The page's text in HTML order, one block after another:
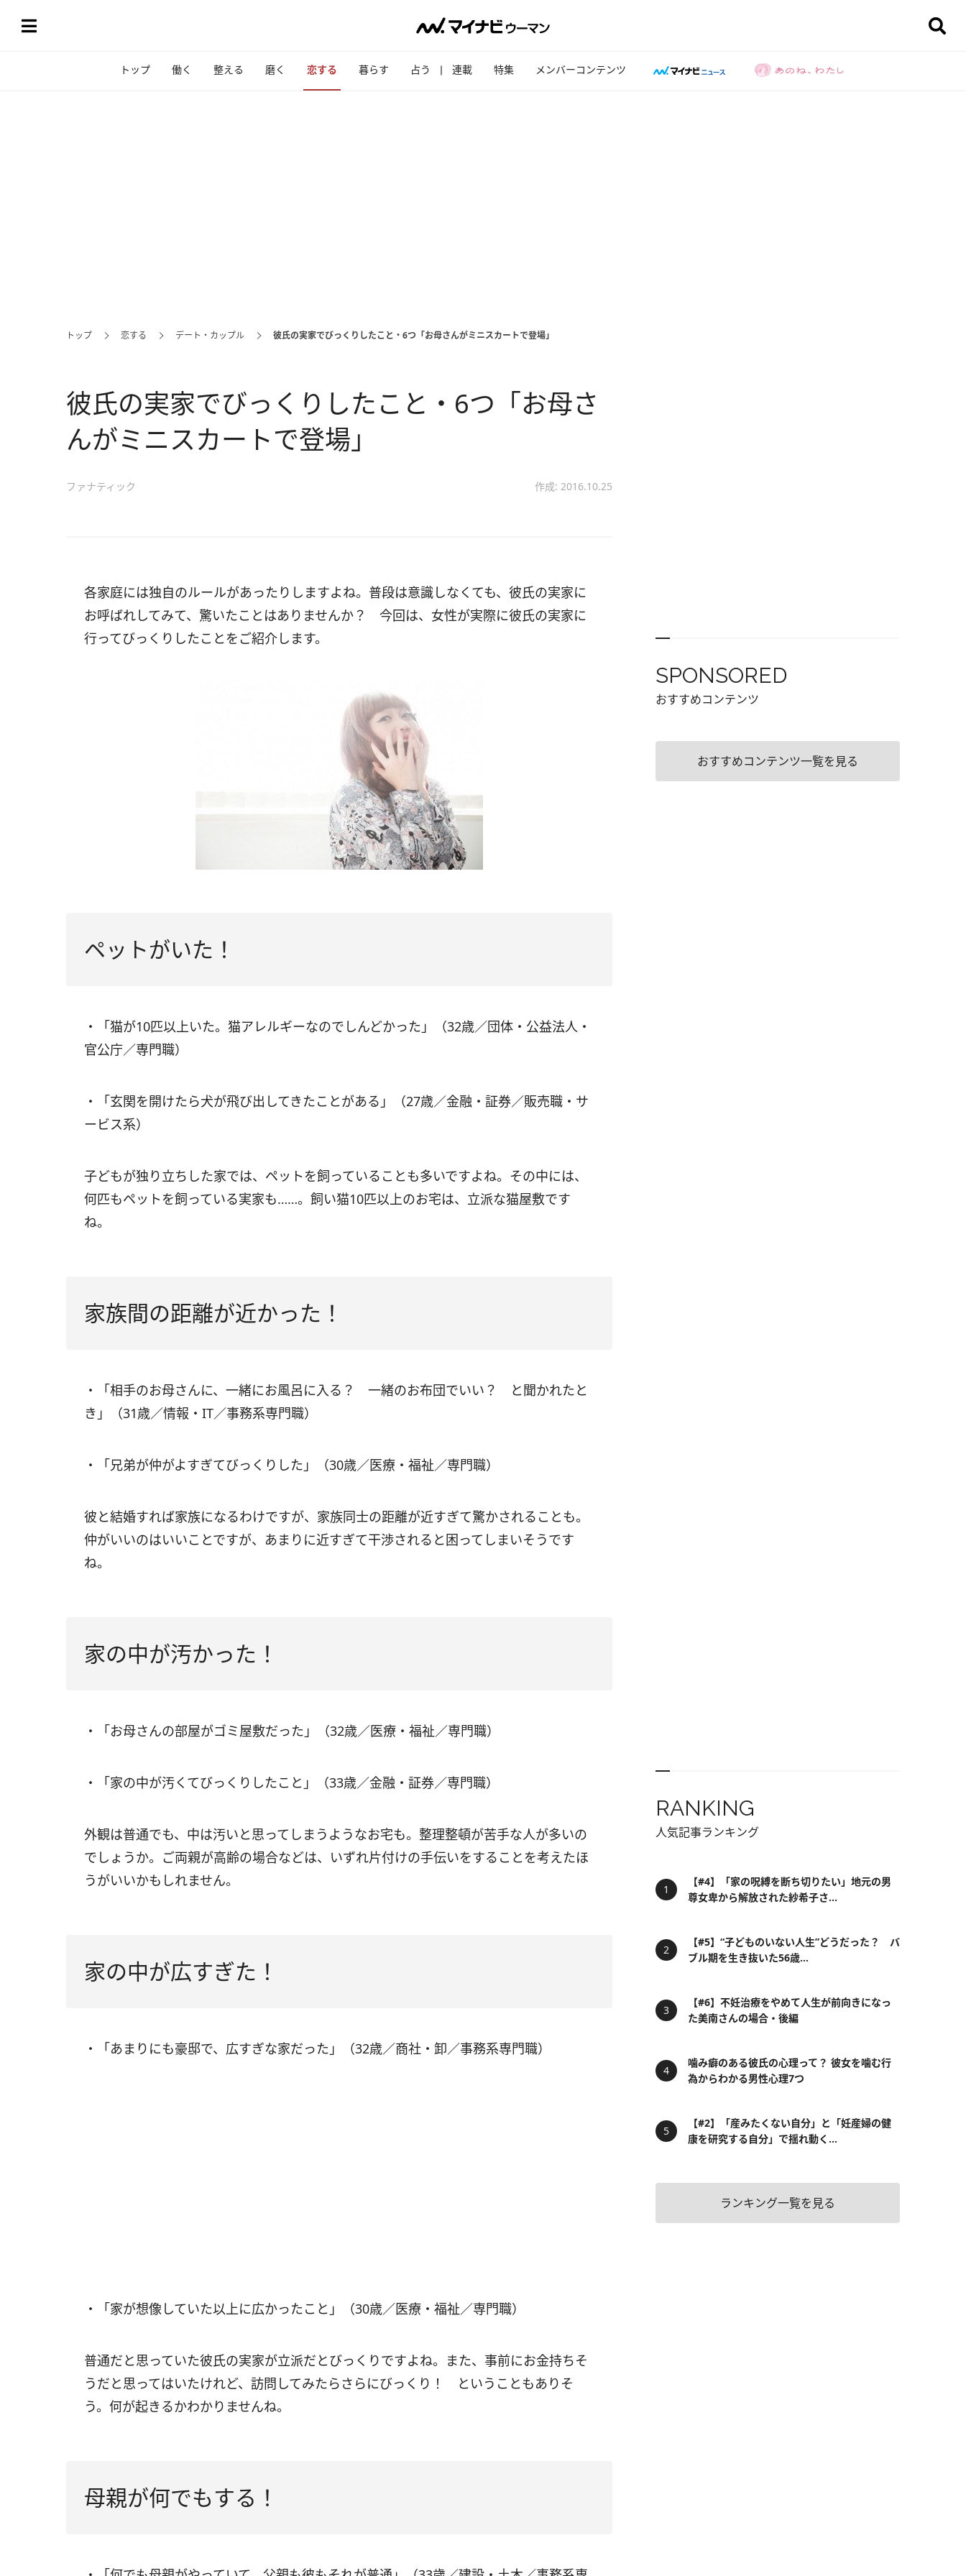
トップ 働く 整える 磨く 恋する 暮らす 占う 連載 特集 メンバーコンテンツ
トップ 恋する デート・カップル 彼氏の実家でびっくりしたこと・6つ「お母さんがミニスカートで登場」
彼氏の実家でびっくりしたこと・6つ「お母さ
んがミニスカートで登場」
ファナティック 作成: 2016.10.25
各家庭には独自のルールがあったりしますよね。普段は意識しなくても、彼氏の実家に
お呼ばれしてみて、驚いたことはありませんか？ 今回は、女性が実際に彼氏の実家に
行ってびっくりしたことをご紹介します。
ペットがいた！
・「猫が10匹以上いた。猫アレルギーなのでしんどかった」（32歳／団体・公益法人・
官公庁／専門職）
・「玄関を開けたら犬が飛び出してきたことがある」（27歳／金融・証券／販売職・サ
ービス系）
子どもが独り立ちした家では、ペットを飼っていることも多いですよね。その中には、
何匹もペットを飼っている実家も……。飼い猫10匹以上のお宅は、立派な猫屋敷です
ね。
家族間の距離が近かった！
・「相手のお母さんに、一緒にお風呂に入る？ 一緒のお布団でいい？ と聞かれたと
き」（31歳／情報・IT／事務系専門職）
・「兄弟が仲がよすぎてびっくりした」（30歳／医療・福祉／専門職）
彼と結婚すれば家族になるわけですが、家族同士の距離が近すぎて驚かされることも。
仲がいいのはいいことですが、あまりに近すぎて干渉されると困ってしまいそうです
ね。
家の中が汚かった！
・「お母さんの部屋がゴミ屋敷だった」（32歳／医療・福祉／専門職）
・「家の中が汚くてびっくりしたこと」（33歳／金融・証券／専門職）
外観は普通でも、中は汚いと思ってしまうようなお宅も。整理整頓が苦手な人が多いの
でしょうか。ご両親が高齢の場合などは、いずれ片付けの手伝いをすることを考えたほ
うがいいかもしれません。
家の中が広すぎた！
・「あまりにも豪邸で、広すぎな家だった」（32歳／商社・卸／事務系専門職）
・「家が想像していた以上に広かったこと」（30歳／医療・福祉／専門職）
普通だと思っていた彼氏の実家が立派だとびっくりですよね。また、事前にお金持ちそ
うだと思ってはいたけれど、訪問してみたらさらにびっくり！ ということもありそ
う。何が起きるかわかりませんね。
母親が何でもする！
SPONSORED
おすすめコンテンツ
おすすめコンテンツ一覧を見る
RANKING
人気記事ランキング
【#4】「家の呪縛を断ち切りたい」地元の男
尊女卑から解放された紗希子さ...
【#5】“子どものいない人生”どうだった？ バ
ブル期を生き抜いた56歳...
【#6】不妊治療をやめて人生が前向きになっ
た美南さんの場合・後編
噛み癖のある彼氏の心理って？ 彼女を噛む行
為からわかる男性心理7つ
【#2】「産みたくない自分」と「妊産婦の健
康を研究する自分」で揺れ動く...
ランキング一覧を見る